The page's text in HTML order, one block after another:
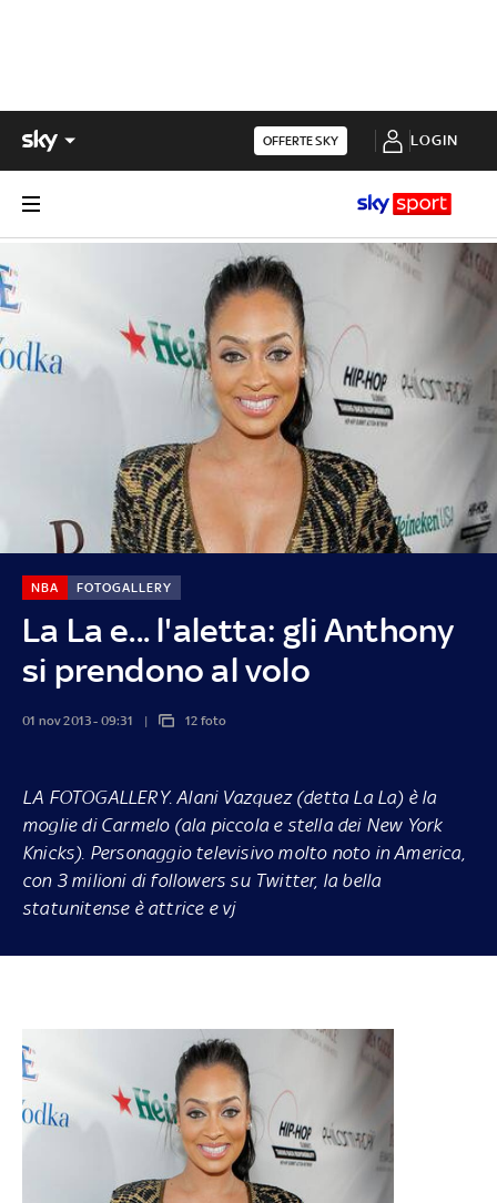
OFFERTE SKY LOGIN
La La e... l'aletta: gli Anthony
si prendono al volo
NBA FOTOGALLERY
01 nov 2013 - 09:31 12 foto
LA FOTOGALLERY.Alani Vazquez (detta La La) è la
moglie di Carmelo (ala piccola e stella dei New York
Knicks). Personaggio televisivo molto noto in America,
con 3 milioni di followers su Twitter, la bella
statunitense è attrice e vj